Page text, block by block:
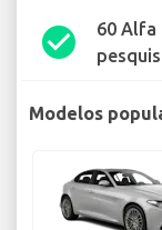
check_circle
60 Alfa
Modelos